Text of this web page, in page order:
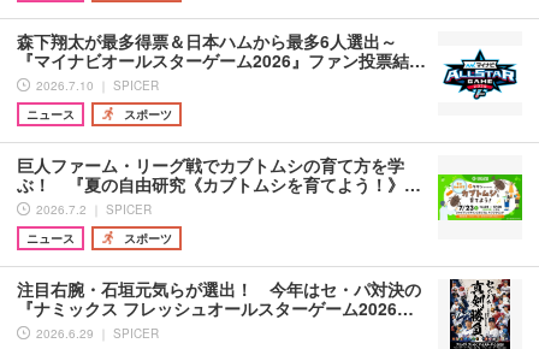
森下翔太が最多得票＆日本ハムから最多6人選出～
『マイナビオールスターゲーム2026』ファン投票結…
2026.7.10 ｜ SPICER
ニュース
スポーツ
巨人ファーム・リーグ戦でカブトムシの育て方を学
ぶ！ 『夏の自由研究《カブトムシを育てよう！》…
2026.7.2 ｜ SPICER
ニュース
スポーツ
注目右腕・石垣元気らが選出！ 今年はセ・パ対決の
『ナミックス フレッシュオールスターゲーム2026…
2026.6.29 ｜ SPICER